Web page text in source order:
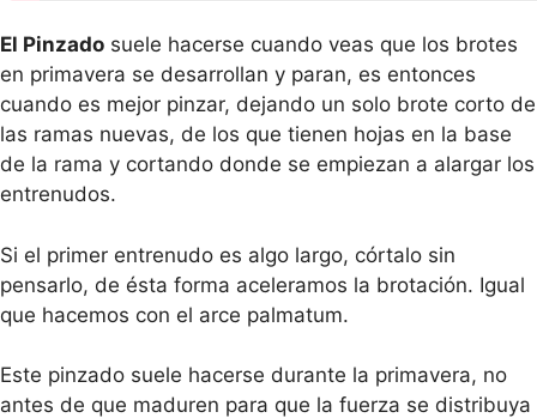
El Pinzado suele hacerse cuando veas que los brotes
en primavera se desarrollan y paran, es entonces
cuando es mejor pinzar, dejando un solo brote corto de
las ramas nuevas, de los que tienen hojas en la base
de la rama y cortando donde se empiezan a alargar los
entrenudos.
Si el primer entrenudo es algo largo, córtalo sin
pensarlo, de ésta forma aceleramos la brotación. Igual
que hacemos con el arce palmatum.
Este pinzado suele hacerse durante la primavera, no
antes de que maduren para que la fuerza se distribuya